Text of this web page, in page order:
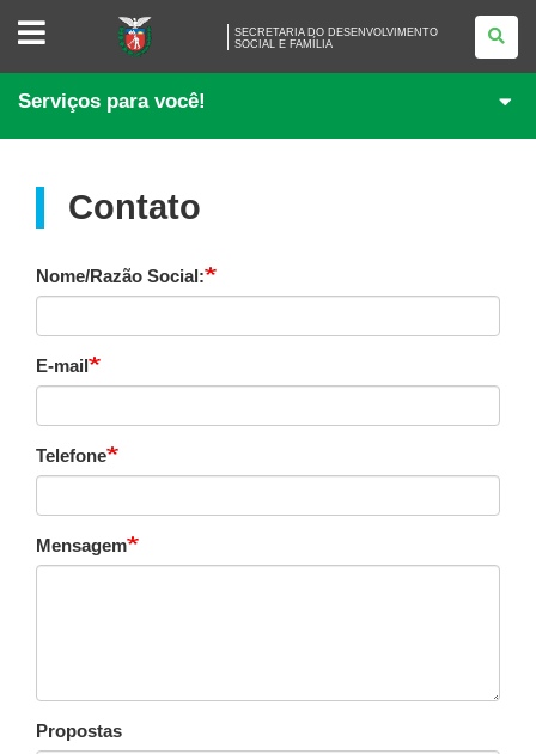
SECRETARIA
DESENVOLVIMENTO<BR
/>
SOCIAL
E
SECRETARIA DO DESENVOLVIMENTO
SOCIAL E FAMÍLIA
Serviços para você!
Contato
Nome/Razão Social:
E-mail
Telefone
Mensagem
Propostas